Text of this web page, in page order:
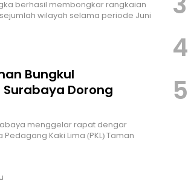
berhasil membongkar rangkaian
wilayah selama periode Juni
Bungkul
Surabaya Dorong
menggelar rapat dengar
Kaki Lima (PKL) Taman
4
5